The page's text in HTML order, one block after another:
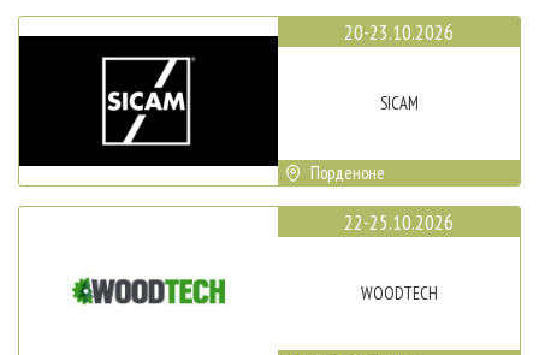
20-23.10.2026
SICAM
Порденоне
22-25.10.2026
WOODTECH